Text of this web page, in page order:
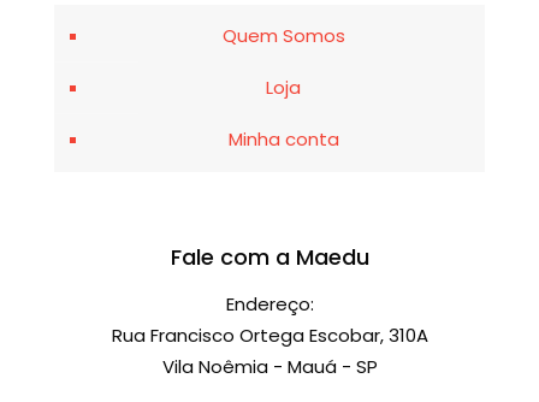
Quem Somos
Loja
Minha conta
Fale com a Maedu
Endereço:
Rua Francisco Ortega Escobar, 310A
Vila Noêmia - Mauá - SP